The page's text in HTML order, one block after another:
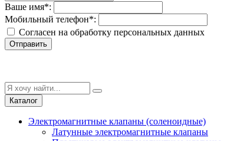
Ваше имя*:
Мобильный телефон*:
Согласен на обработку персональныx данных
Отправить
Каталог
Электромагнитные клапаны (соленоидные)
Латунные электромагнитные клапаны